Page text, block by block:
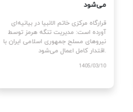
می‌شود
قرارگاه مرکزی خاتم الانبیا در
آورده است: مدیریت تنگه هرمز
نیروهای مسلح جمهوری اسلامی
1405/03/10